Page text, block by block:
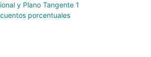
y Plano Tangente 1
porcentuales